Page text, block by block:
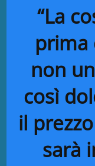
“La
prima
non
così
il
sarà